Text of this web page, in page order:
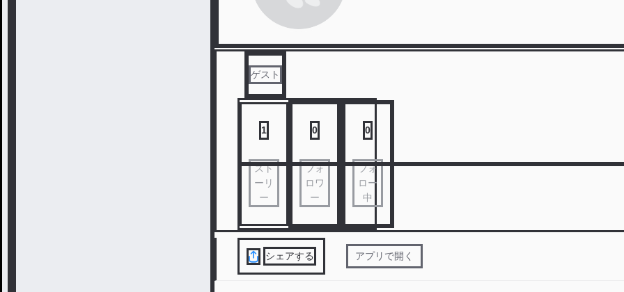
ゲスト
1
スト
ーリ
ー
0
フォ
ロワ
ー
0
フォ
ロー
中
シェアする アプリで開く